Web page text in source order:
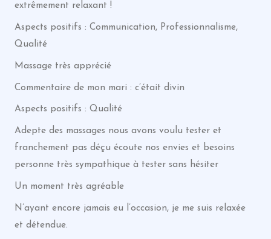
extrêmement relaxant !
Aspects positifs : Communication, Professionnalisme,
Qualité
Massage très apprécié
Commentaire de mon mari : c’était divin
Aspects positifs : Qualité
Adepte des massages nous avons voulu tester et
franchement pas déçu écoute nos envies et besoins
personne très sympathique à tester sans hésiter
Un moment très agréable
N’ayant encore jamais eu l’occasion, je me suis relaxée
et détendue.